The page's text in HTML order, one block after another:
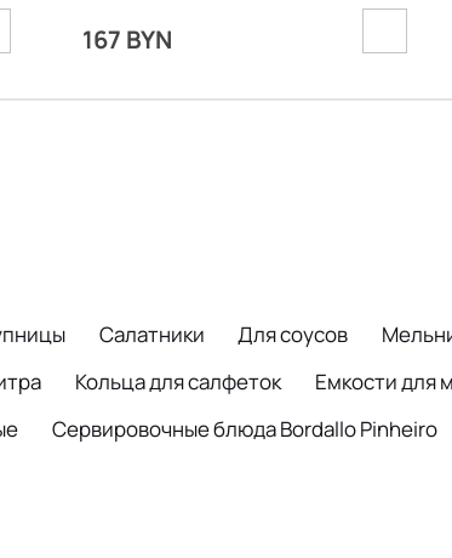
167 BYN
Салатники Для соусов
Кольца для салфеток Емкости для
Сервировочные блюда Bordallo Pinheiro